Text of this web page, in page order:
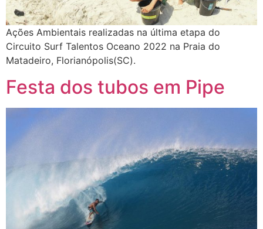
Ações Ambientais realizadas na última etapa do
Circuito Surf Talentos Oceano 2022 na Praia do
Matadeiro, Florianópolis(SC).
Festa dos tubos em Pipe